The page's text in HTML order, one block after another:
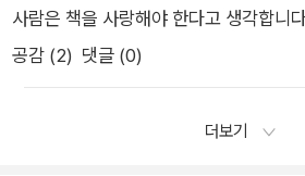
실적인 감각과 소박한 믿음으로 세워진
동참할 수 있도록 한다. 그 안에서 독자는
리를 통해서, 설명되지 않는 방식으로 존
사람은 책을 사랑해야 한다고 생각합니
공감 (2) 댓글 (0)
더보기